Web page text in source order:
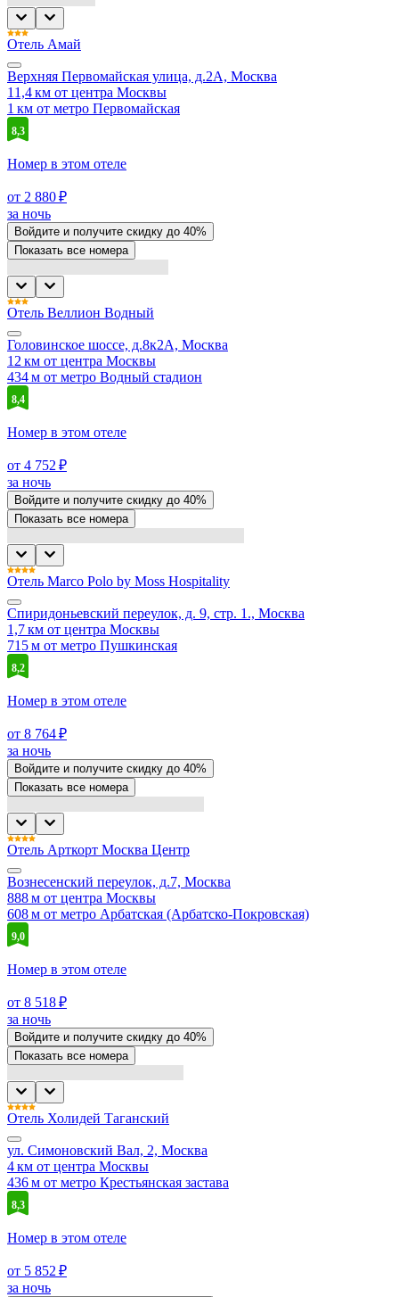
Отель Амай
Верхняя Первомайская улица, д.2А, Москва
11,4 км от центра Москвы
1 км от метро Первомайская
8,3
Номер в этом отеле
от 2 880 ₽
за ночь
Войдите и получите скидку до 40%
Показать все номера
Отель Веллион Водный
Головинское шоссе, д.8к2А, Москва
12 км от центра Москвы
434 м от метро Водный стадион
8,4
Номер в этом отеле
от 4 752 ₽
за ночь
Войдите и получите скидку до 40%
Показать все номера
Отель Marco Polo by Moss Hospitality
Спиридоньевский переулок, д. 9, стр. 1., Москва
1,7 км от центра Москвы
715 м от метро Пушкинская
8,2
Номер в этом отеле
от 8 764 ₽
за ночь
Войдите и получите скидку до 40%
Показать все номера
Отель Арткорт Москва Центр
Вознесенский переулок, д.7, Москва
888 м от центра Москвы
608 м от метро Арбатская (Арбатско-Покровская)
9,0
Номер в этом отеле
от 8 518 ₽
за ночь
Войдите и получите скидку до 40%
Показать все номера
Отель Холидей Таганский
ул. Симоновский Вал, 2, Москва
4 км от центра Москвы
436 м от метро Крестьянская застава
8,3
Номер в этом отеле
от 5 852 ₽
за ночь